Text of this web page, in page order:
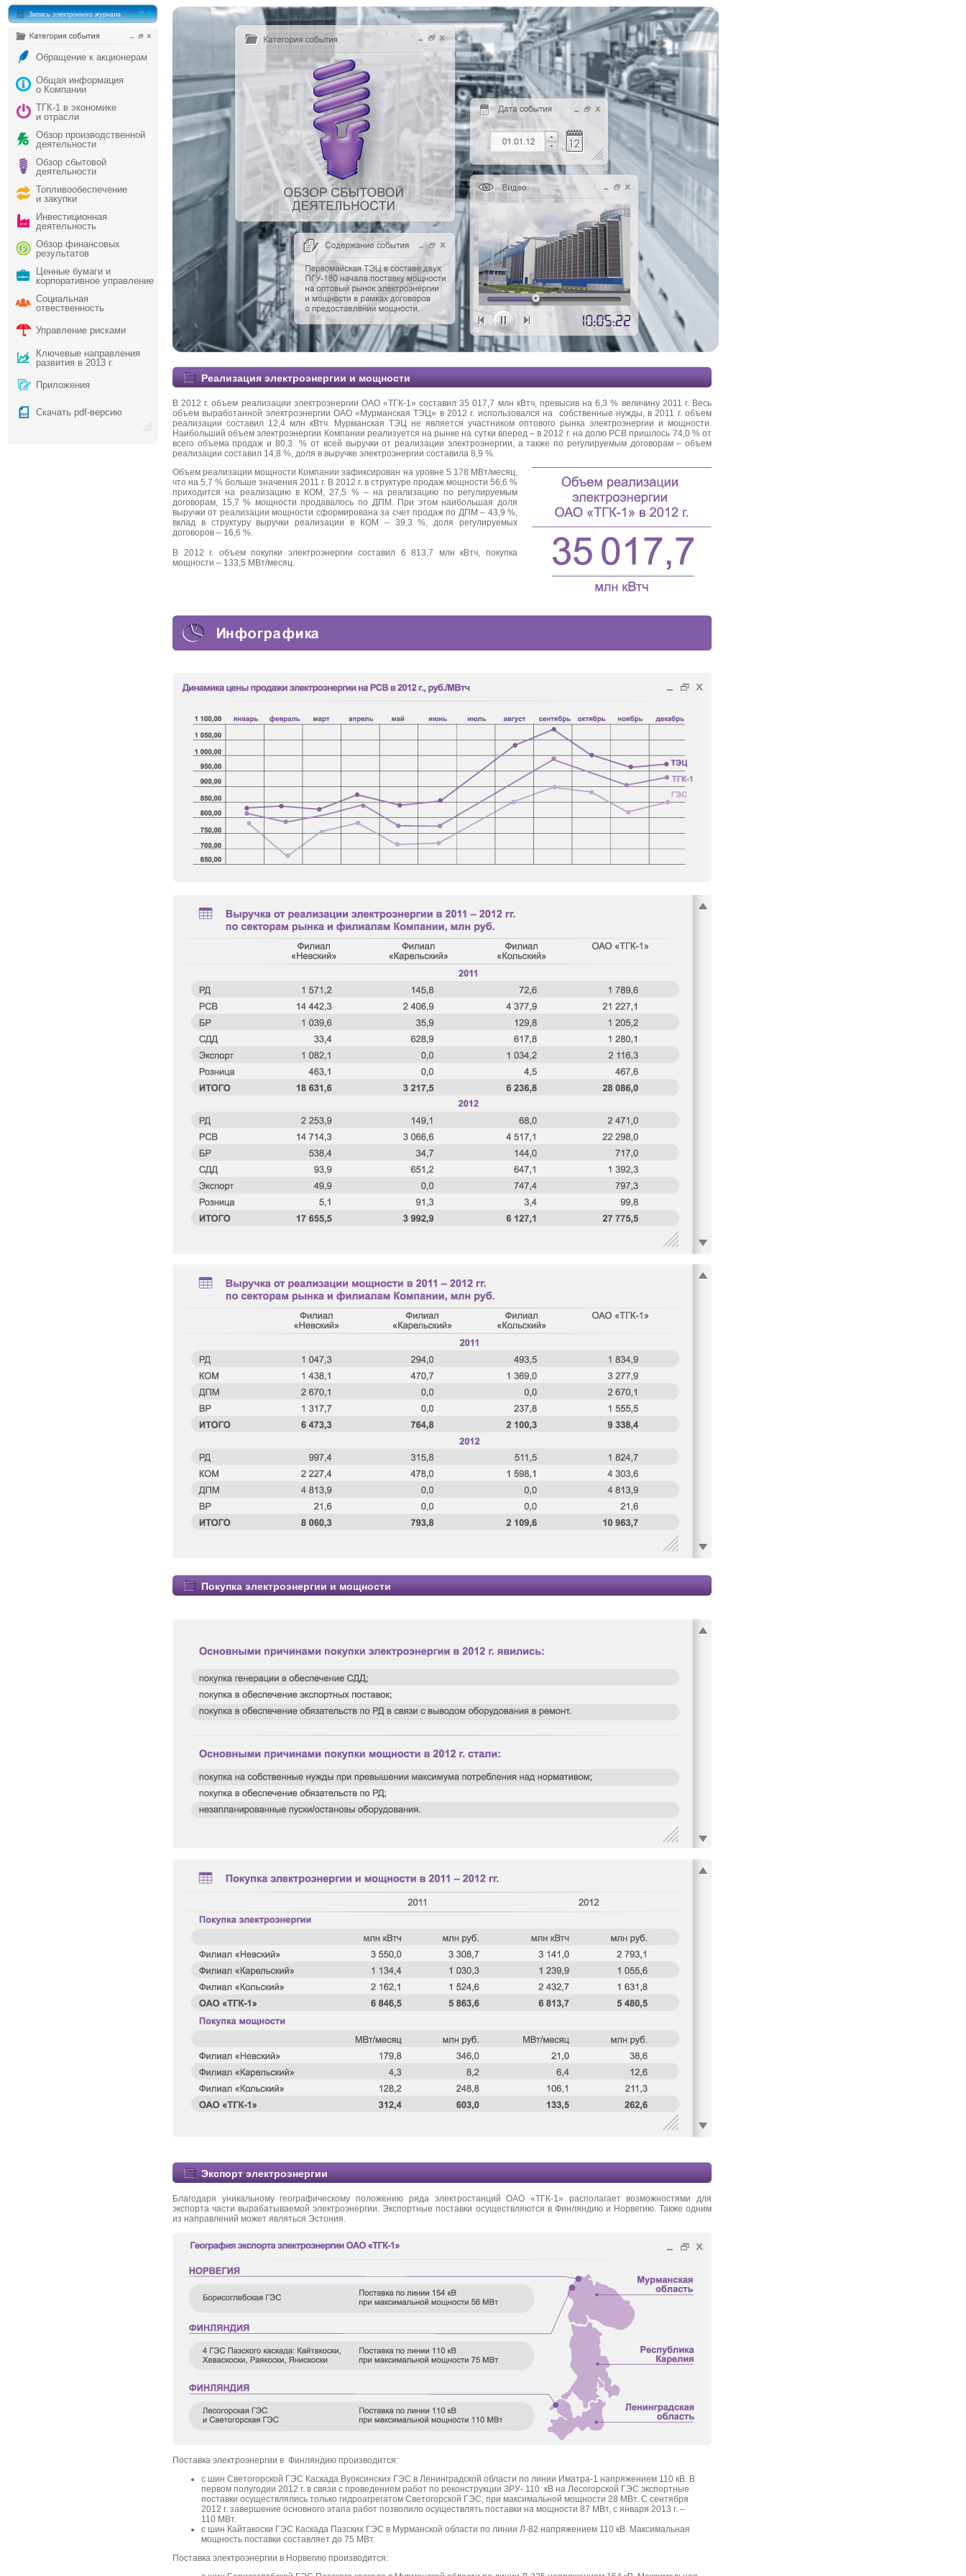
Запись электронного журнала
Обращение к акционерам
Общая информация
о Компании
ТГК-1 в экономике
и отрасли
Обзор производственной
деятельности
Обзор сбытовой
деятельности
Топливообеспечение
и закупки
Инвестиционная
деятельность
Обзор финансовых
результатов
Ценные бумаги и
корпоративное управление
Социальная
отвественность
Управление рисками
Ключевые направления
развития в 2013 г.
Приложения
Скачать pdf-версию
Реализация электроэнергии и мощности
В 2012 г. объем реализации электроэнергии ОАО «ТГК-1» составил 35 017,7 млн кВтч, превысив на 6,3 % величину 2011 г. Весь
объем выработанной электроэнергии ОАО «Мурманская ТЭЦ» в 2012 г. использовался на собственные нужды, в 2011 г. объем
реализации составил 12,4 млн кВтч. Мурманская ТЭЦ не является участником оптового рынка электроэнергии и мощности.
Наибольший объем электроэнергии Компании реализуется на рынке на сутки вперед – в 2012 г. на долю РСВ пришлось 74,0 % от
всего объема продаж и 80,3 % от всей выручки от реализации электроэнергии, а также по регулируемым договорам – объем
реализации составил 14,8 %, доля в выручке электроэнергии составила 8,9 %.
Объем реализации мощности Компании зафиксирован на уровне 5 178 МВт/месяц,
что на 5,7 % больше значения 2011 г. В 2012 г. в структуре продаж мощности 56,6 %
приходится на реализацию в КОМ, 27,5 % – на реализацию по регулируемым
договорам, 15,7 % мощности продавалось по ДПМ. При этом наибольшая доля
выручки от реализации мощности сформирована за счет продаж по ДПМ – 43,9 %,
вклад в структуру выручки реализации в КОМ – 39,3 %, доля регулируемых
договоров – 16,6 %.
В 2012 г. объем покупки электроэнергии составил 6 813,7 млн кВтч, покупка
мощности – 133,5 МВт/месяц.
Покупка электроэнергии и мощности
Экспорт электроэнергии
Благодаря уникальному географическому положению ряда электростанций ОАО «ТГК-1» располагает возможностями для
экспорта части вырабатываемой электроэнергии. Экспортные поставки осуществляются в Финляндию и Норвегию. Также одним
из направлений может являться Эстония.
Поставка электроэнергии в Финляндию производится:
с шин Светогорской ГЭС Каскада Вуоксинских ГЭС в Ленинградской области по линии Иматра-1 напряжением 110 кВ. В
первом полугодии 2012 г. в связи с проведением работ по реконструкции ЗРУ- 110 кВ на Лесогорской ГЭС экспортные
поставки осуществлялись только гидроагрегатом Светогорской ГЭС, при максимальной мощности 28 МВт. С сентября
2012 г. завершение основного этапа работ позволило осуществлять поставки на мощности 87 МВт, с января 2013 г. –
110 МВт.
с шин Кайтакоски ГЭС Каскада Пазских ГЭС в Мурманской области по линии Л-82 напряжением 110 кВ. Максимальная
мощность поставки составляет до 75 МВт.
Поставка электроэнергии в Норвегию производится: